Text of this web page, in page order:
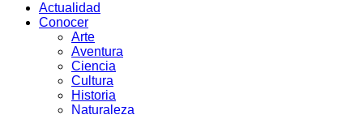
Actualidad
Conocer
Arte
Aventura
Ciencia
Cultura
Historia
Naturaleza